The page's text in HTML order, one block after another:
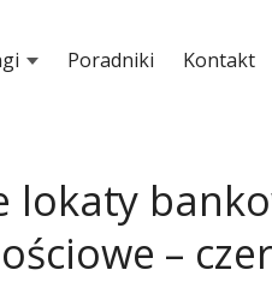
Poradniki Kontakt
lokaty
–